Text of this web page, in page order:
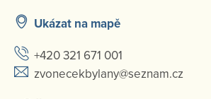
Ukázat na mapě
+420 321 671 001
zvonecekbylany@seznam.cz